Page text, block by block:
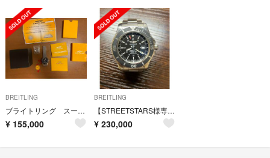
BREITLING
ブライトリング スーパーオーシャンヘリテージ46
¥ 155,000
BREITLING
【STREETSTARS様専用】ブライトリング スーパーオーシャンII 44
¥ 230,000